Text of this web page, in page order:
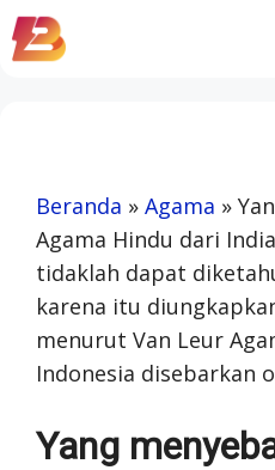
Skip
to
Beranda » Agama »
Agama Hindu dari
tidaklah dapat
karena itu
menurut Van Leur
Indonesia disebarkan
Yang